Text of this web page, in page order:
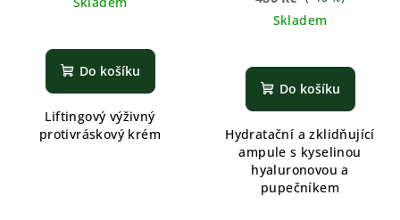
Do košíku
Liftingový výživný
protivráskový krém
Skladem
Do košíku
Hydratační a zklidňující
ampule s kyselinou
hyaluronovou a
pupečníkem